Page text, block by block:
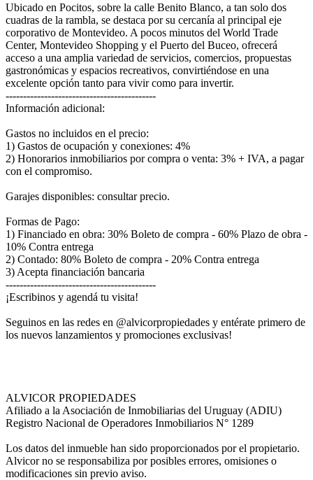
Ubicado en Pocitos, sobre la calle Benito Blanco, a tan solo dos
cuadras de la rambla, se destaca por su cercanía al principal eje
corporativo de Montevideo. A pocos minutos del World Trade
Center, Montevideo Shopping y el Puerto del Buceo, ofrecerá
acceso a una amplia variedad de servicios, comercios, propuestas
gastronómicas y espacios recreativos, convirtiéndose en una
excelente opción tanto para vivir como para invertir.
-------------------------------------------
Información adicional:
Gastos no incluidos en el precio:
1) Gastos de ocupación y conexiones: 4%
2) Honorarios inmobiliarios por compra o venta: 3% + IVA, a pagar
con el compromiso.
Garajes disponibles: consultar precio.
Formas de Pago:
1) Financiado en obra: 30% Boleto de compra - 60% Plazo de obra -
10% Contra entrega
2) Contado: 80% Boleto de compra - 20% Contra entrega
3) Acepta financiación bancaria
-------------------------------------------
¡Escribinos y agendá tu visita!
Seguinos en las redes en @alvicorpropiedades y entérate primero de
los nuevos lanzamientos y promociones exclusivas!
ALVICOR PROPIEDADES
Afiliado a la Asociación de Inmobiliarias del Uruguay (ADIU)
Registro Nacional de Operadores Inmobiliarios N° 1289
Los datos del inmueble han sido proporcionados por el propietario.
Alvicor no se responsabiliza por posibles errores, omisiones o
modificaciones sin previo aviso.